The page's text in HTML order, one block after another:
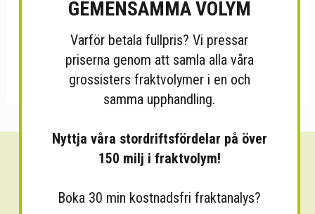
Sänk dina fraktkostnader!
30 minuters kostnadsfri konsultation
GEMENSAMMA VOLYM
Varför betala fullpris? Vi pressar
priserna genom att samla alla våra
grossisters fraktvolymer i en och
samma upphandling.
Nyttja våra stordriftsfördelar på över
150 milj i fraktvolym!
Boka 30 min kostnadsfri fraktanalys?